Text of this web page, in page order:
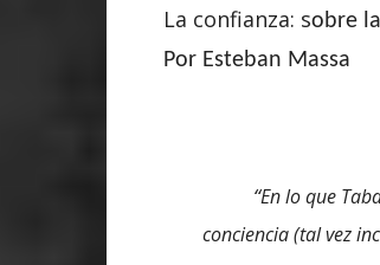
La confianza: sobre
Por Esteban Massa
“En lo que
conciencia (tal vez